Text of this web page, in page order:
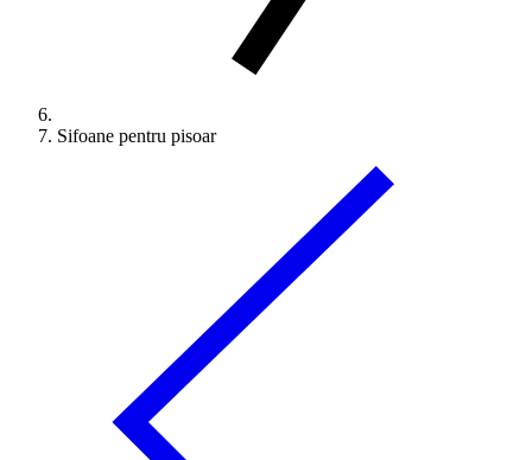
Sifoane pentru pisoar